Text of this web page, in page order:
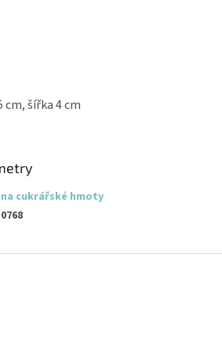
cm, šířka 4 cm
cukrářské hmoty